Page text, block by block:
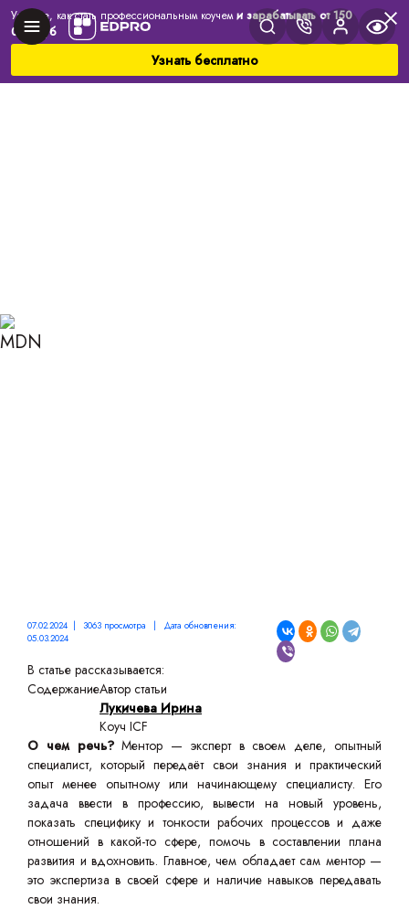
Узнайте, как стать профессиональным коучеми зарабатывать от 150
000 руб
Узнать бесплатно
07.02.2024 | 3063 просмотра | Дата обновления:
05.03.2024
В статье рассказывается:
СодержаниеАвтор статьи
Лукичева Ирина
Коуч ICF
О чем речь?Ментор — эксперт в своем деле, опытный
специалист, который передаёт свои знания и практический
опыт менее опытному или начинающему специалисту. Его
задача ввести в профессию, вывести на новый уровень,
показать специфику и тонкости рабочих процессов и даже
отношений в какой-то сфере, помочь в составлении плана
развития и вдохновить. Главное, чем обладает сам ментор —
это экспертиза в своей сфере и наличие навыков передавать
свои знания.